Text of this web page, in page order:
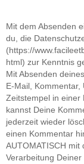
Mit dem Absenden
du, die
(https://
html) zur Kenntnis
Mit Absenden
E-Mail, Kommentar,
Zeitstempel in einer
kannst Deine
jederzeit wieder
einen Kommentar
AUTOMATISCH mit
Verarbeitung